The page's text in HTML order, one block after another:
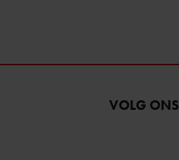
VOLG ONS